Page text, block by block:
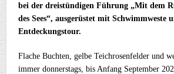
bei derdreistündigen Führung „Mit dem
des Sees“, ausgerüstet mit Schwimmweste
Entdeckungstour.
Flache Buchten, gelbe Teichrosenfelder und
immer donnerstags, bis Anfang September